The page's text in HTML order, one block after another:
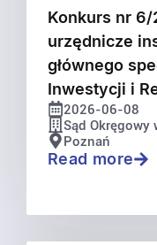
Konkurs nr
urzędnicze
głównego
Inwestycji i
2026-06-08
Sąd Okręgowy
Poznań
Read more